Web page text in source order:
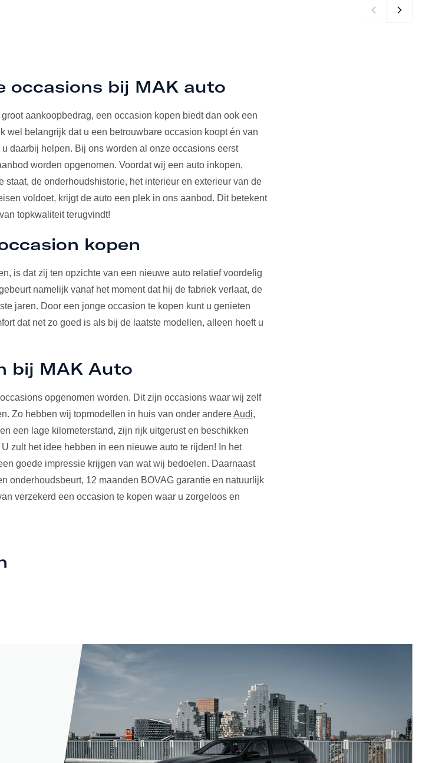
occasions bij MAK auto
aankoopbedrag, een occasion kopen biedt dan ook een
wel belangrijk dat u een betrouwbare occasion koopt én van
daarbij helpen. Bij ons worden al onze occasions eerst
worden opgenomen. Voordat wij een auto inkopen,
de onderhoudshistorie, het interieur en exterieur van de
voldoet, krijgt de auto een plek in ons aanbod. Dit betekent
topkwaliteit terugvindt!
kopen
is dat zij ten opzichte van een nieuwe auto relatief voordelig
namelijk vanaf het moment dat hij de fabriek verlaat, de
jaren. Door een jonge occasion te kopen kunt u genieten
dat net zo goed is als bij de laatste modellen, alleen hoeft u
bij MAK Auto
opgenomen worden. Dit zijn occasions waar wij zelf
Zo hebben wij topmodellen in huis van onder andereAudi,
een lage kilometerstand, zijn rijk uitgerust en beschikken
zult het idee hebben in een nieuwe auto te rijden! In het
goede impressie krijgen van wat wij bedoelen. Daarnaast
onderhoudsbeurt, 12 maanden BOVAG garantie en natuurlijk
verzekerd een occasion te kopen waar u zorgeloos en